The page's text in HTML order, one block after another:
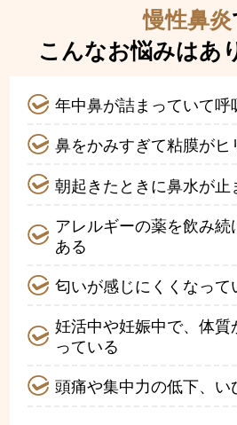
慢性鼻炎
こんなお悩みはあ
年中鼻が詰まっていて呼
鼻をかみすぎて粘膜がヒ
朝起きたときに鼻水が止
アレルギーの薬を飲み
ある
匂いが感じにくくなって
妊活中や妊娠中で、体
っている
頭痛や集中力の低下、い